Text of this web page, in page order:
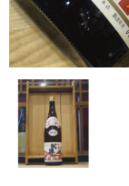
天遊琳・伊勢
るみ子の酒・
大治郎・喜量
秋鹿・奥鹿 秋